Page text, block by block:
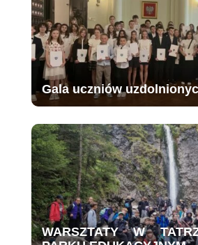
Gala uczniów
WARSZTATY W